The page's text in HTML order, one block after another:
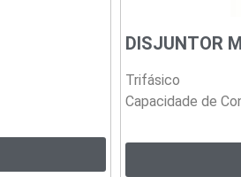
DISJUNTOR
Trifásico
Capacidade de